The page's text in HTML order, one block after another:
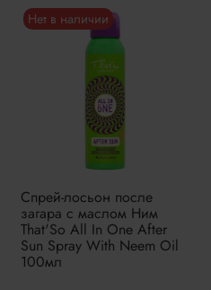
Нет в наличии
Спрей-лосьон после
загара с маслом Ним
That'So All In One After
Sun Spray With Neem Oil
100мл